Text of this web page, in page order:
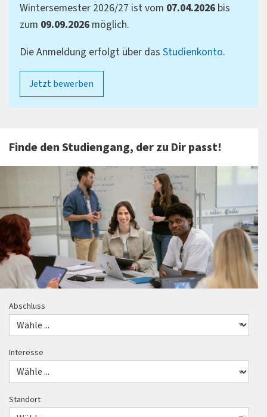
Wintersemester 2026/27 ist vom 07.04.2026bis
zum 09.09.2026möglich.
Die Anmeldung erfolgt über das Studienkonto.
Jetzt bewerben
Finde den Studiengang, der zu Dir passt!
Abschluss
Interesse
Standort